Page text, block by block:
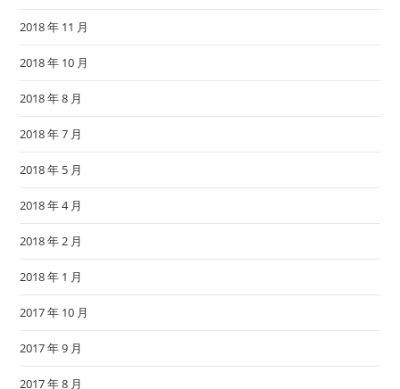
2018 年 11 月
2018 年 10 月
2018 年 8 月
2018 年 7 月
2018 年 5 月
2018 年 4 月
2018 年 2 月
2018 年 1 月
2017 年 10 月
2017 年 9 月
2017 年 8 月